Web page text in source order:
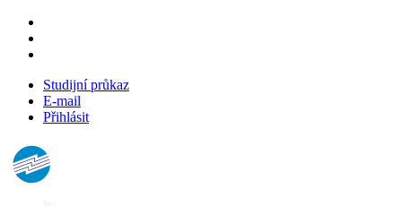
Studijní průkaz
E-mail
Přihlásit